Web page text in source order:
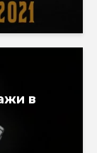
в